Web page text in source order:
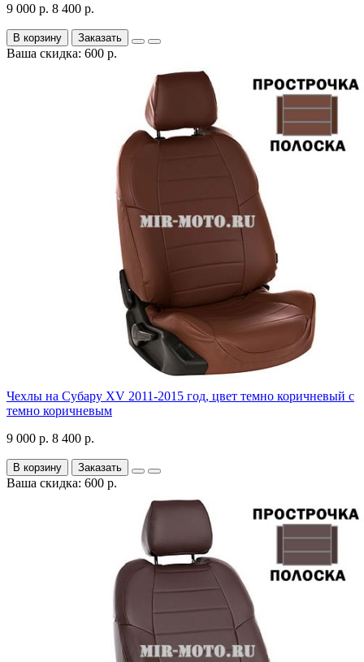
9 000 р. 8 400 р.
В корзину Заказать
Ваша скидка: 600 р.
Чехлы на Субару XV 2011-2015 год, цвет темно коричневый с
темно коричневым
9 000 р. 8 400 р.
В корзину Заказать
Ваша скидка: 600 р.